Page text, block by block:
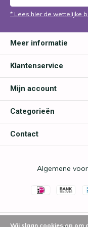
* Lees hier de wettelijke
Meer informatie
Klantenservice
Mijn account
Categorieën
Contact
Algemene
Wij slaan cookies op om